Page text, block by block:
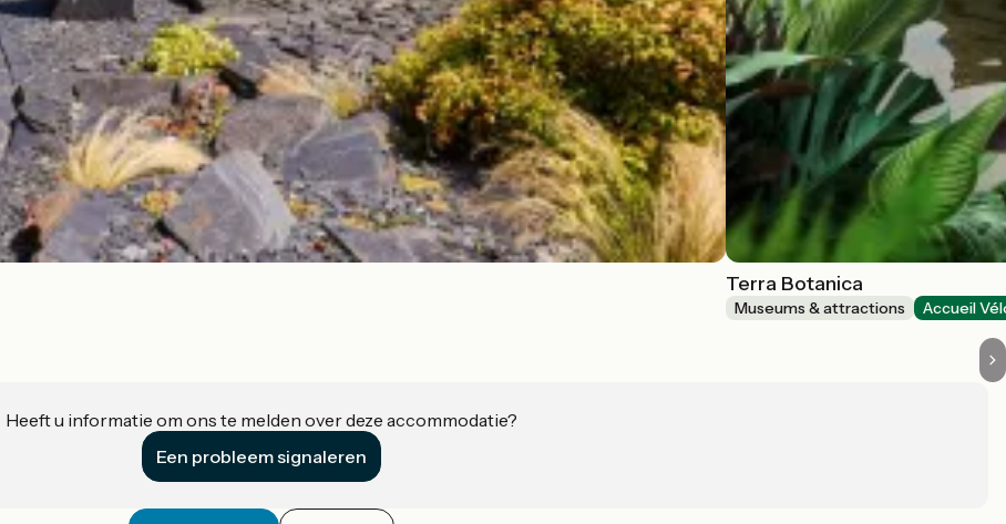
Terra Botanica
Museums & attractions Accueil
Heeft u informatie om ons te melden over deze accommodatie?
Een probleem signaleren